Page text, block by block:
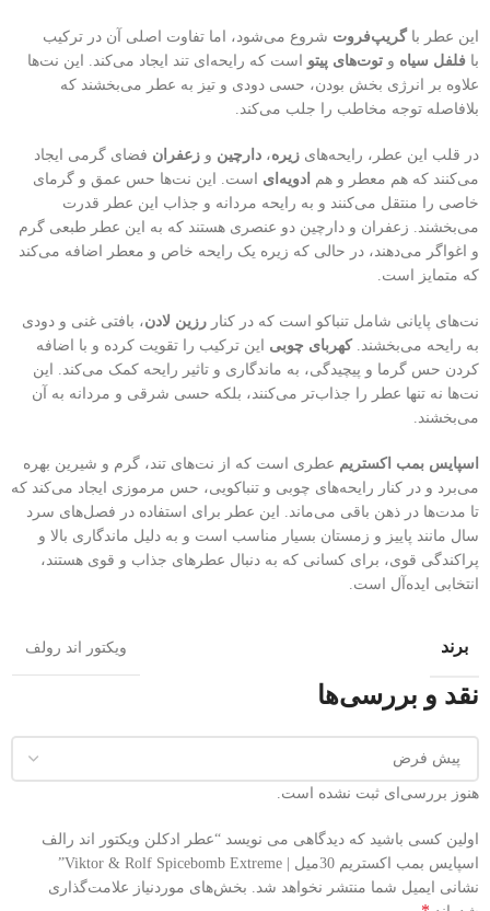
این عطر باگریپ‌فروت شروع می‌شود، اما تفاوت اصلی آن در ترکیب
بافلفل سیاه وتوت‌های پیتو است که رایحه‌ای تند ایجاد می‌کند. این نت‌ها
علاوه بر انرژی بخش بودن، حسی دودی و تیز به عطر می‌بخشند که
بلافاصله توجه مخاطب را جلب می‌کند.
در قلب این عطر، رایحه‌هایزیره،دارچین وزعفران فضای گرمی ایجاد
می‌کنند که هم معطر و هم
ادویه‌ای است. این نت‌ها حس عمق و گرمای
خاصی را منتقل می‌کنند و به رایحه مردانه و جذاب این عطر قدرت
می‌بخشند. زعفران و دارچین دو عنصری هستند که به این عطر طبعی گرم
و اغواگر می‌دهند، در حالی که زیره یک رایحه خاص و معطر اضافه می‌کند
که متمایز است.
نت‌های پایانی شامل تنباکو است که در کناررزین لادن، بافتی غنی و دودی
به رایحه می‌بخشند.کهربای چوبی این ترکیب را تقویت کرده و با اضافه
کردن حس گرما و پیچیدگی، به ماندگاری و تاثیر رایحه کمک می‌کند. این
نت‌ها نه تنها عطر را جذاب‌تر می‌کنند، بلکه حسی شرقی و مردانه به آن
می‌بخشند.
اسپایس بمب اکستریم عطری است که از نت‌های تند، گرم و شیرین بهره
می‌برد و در کنار رایحه‌های چوبی و تنباکویی، حس مرموزی ایجاد می‌کند که
تا مدت‌ها در ذهن باقی می‌ماند. این عطر برای استفاده در فصل‌های سرد
سال مانند پاییز و زمستان بسیار مناسب است و به دلیل ماندگاری بالا و
پراکندگی قوی، برای کسانی که به دنبال عطرهای جذاب و قوی هستند،
انتخابی ایده‌آل است.
برند ویکتور اند رولف
نقد و بررسی‌ها
هنوز بررسی‌ای ثبت نشده است.
اولین کسی باشید که دیدگاهی می نویسد “عطر ادکلن ویکتور اند رالف
اسپایس بمب اکستریم 30میل | Viktor & Rolf Spicebomb Extreme”
نشانی ایمیل شما منتشر نخواهد شد.
بخش‌های موردنیاز علامت‌گذاری